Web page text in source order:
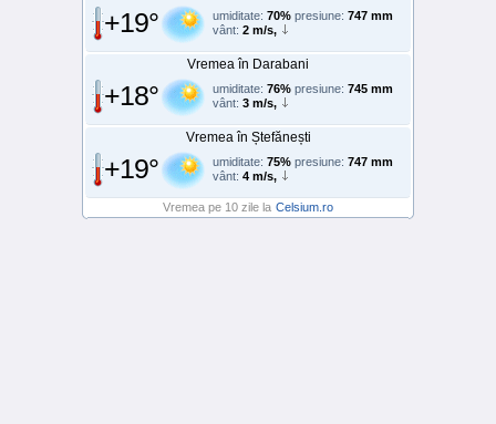
+19° umiditate: 70% presiune: 747 mm
vânt: 2 m/s,
Vremea în Darabani
+18° umiditate: 76% presiune: 745 mm
vânt: 3 m/s,
Vremea în Ștefănești
+19° umiditate: 75% presiune: 747 mm
vânt: 4 m/s,
Vremea pe 10 zile la Celsium.ro